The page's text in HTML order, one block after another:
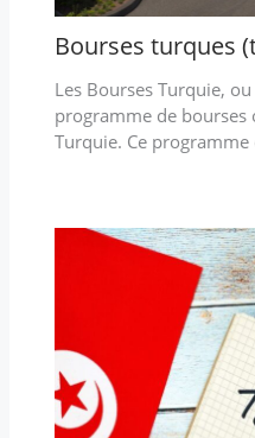
Bourses turques
Les Bourses Turquie,
programme de bourses
Turquie. Ce